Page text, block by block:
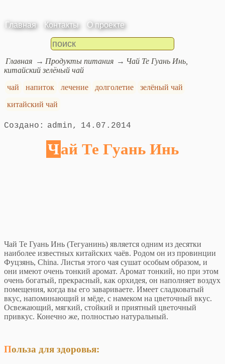
Главная Контакты О проекте
Главная Продукты питания
Чай Те Гуань Инь,
китайский зелёный чай
чай
напиток лечение долголетие
зелёный чай
китайский чай
admin 14.07.2014
Чай Те Гуань Инь
Чай Те Гуань Инь (Тегуанинь) является одним из десятки
наиболее известных китайских чаёв. Родом он из провинции
Фуцзянь, China. Листья этого чая сушат особым образом, и
они имеют очень тонкий аромат. Аромат тонкий, но при этом
очень богатый, прекрасный, как орхидея, он наполняет воздух
помещения, когда вы его завариваете. Имеет сладковатый
вкус, напоминающий и мёде, с намеком на цветочный вкус.
Освежающий, мягкий, стойкий и приятный цветочный
привкус. Конечно же, полностью натуральный.
Польза для здоровья: